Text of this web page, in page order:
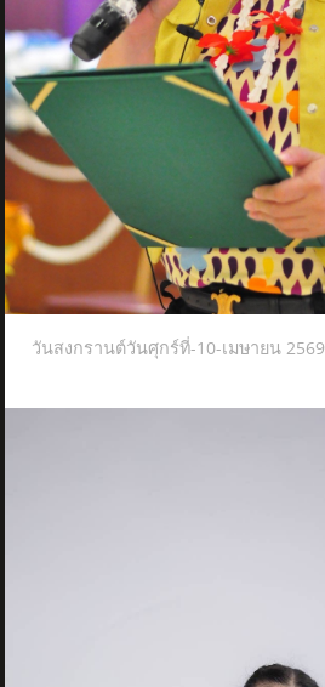
วันสงกรานต์วันศุกร์ที่-10-เมษายน 2569